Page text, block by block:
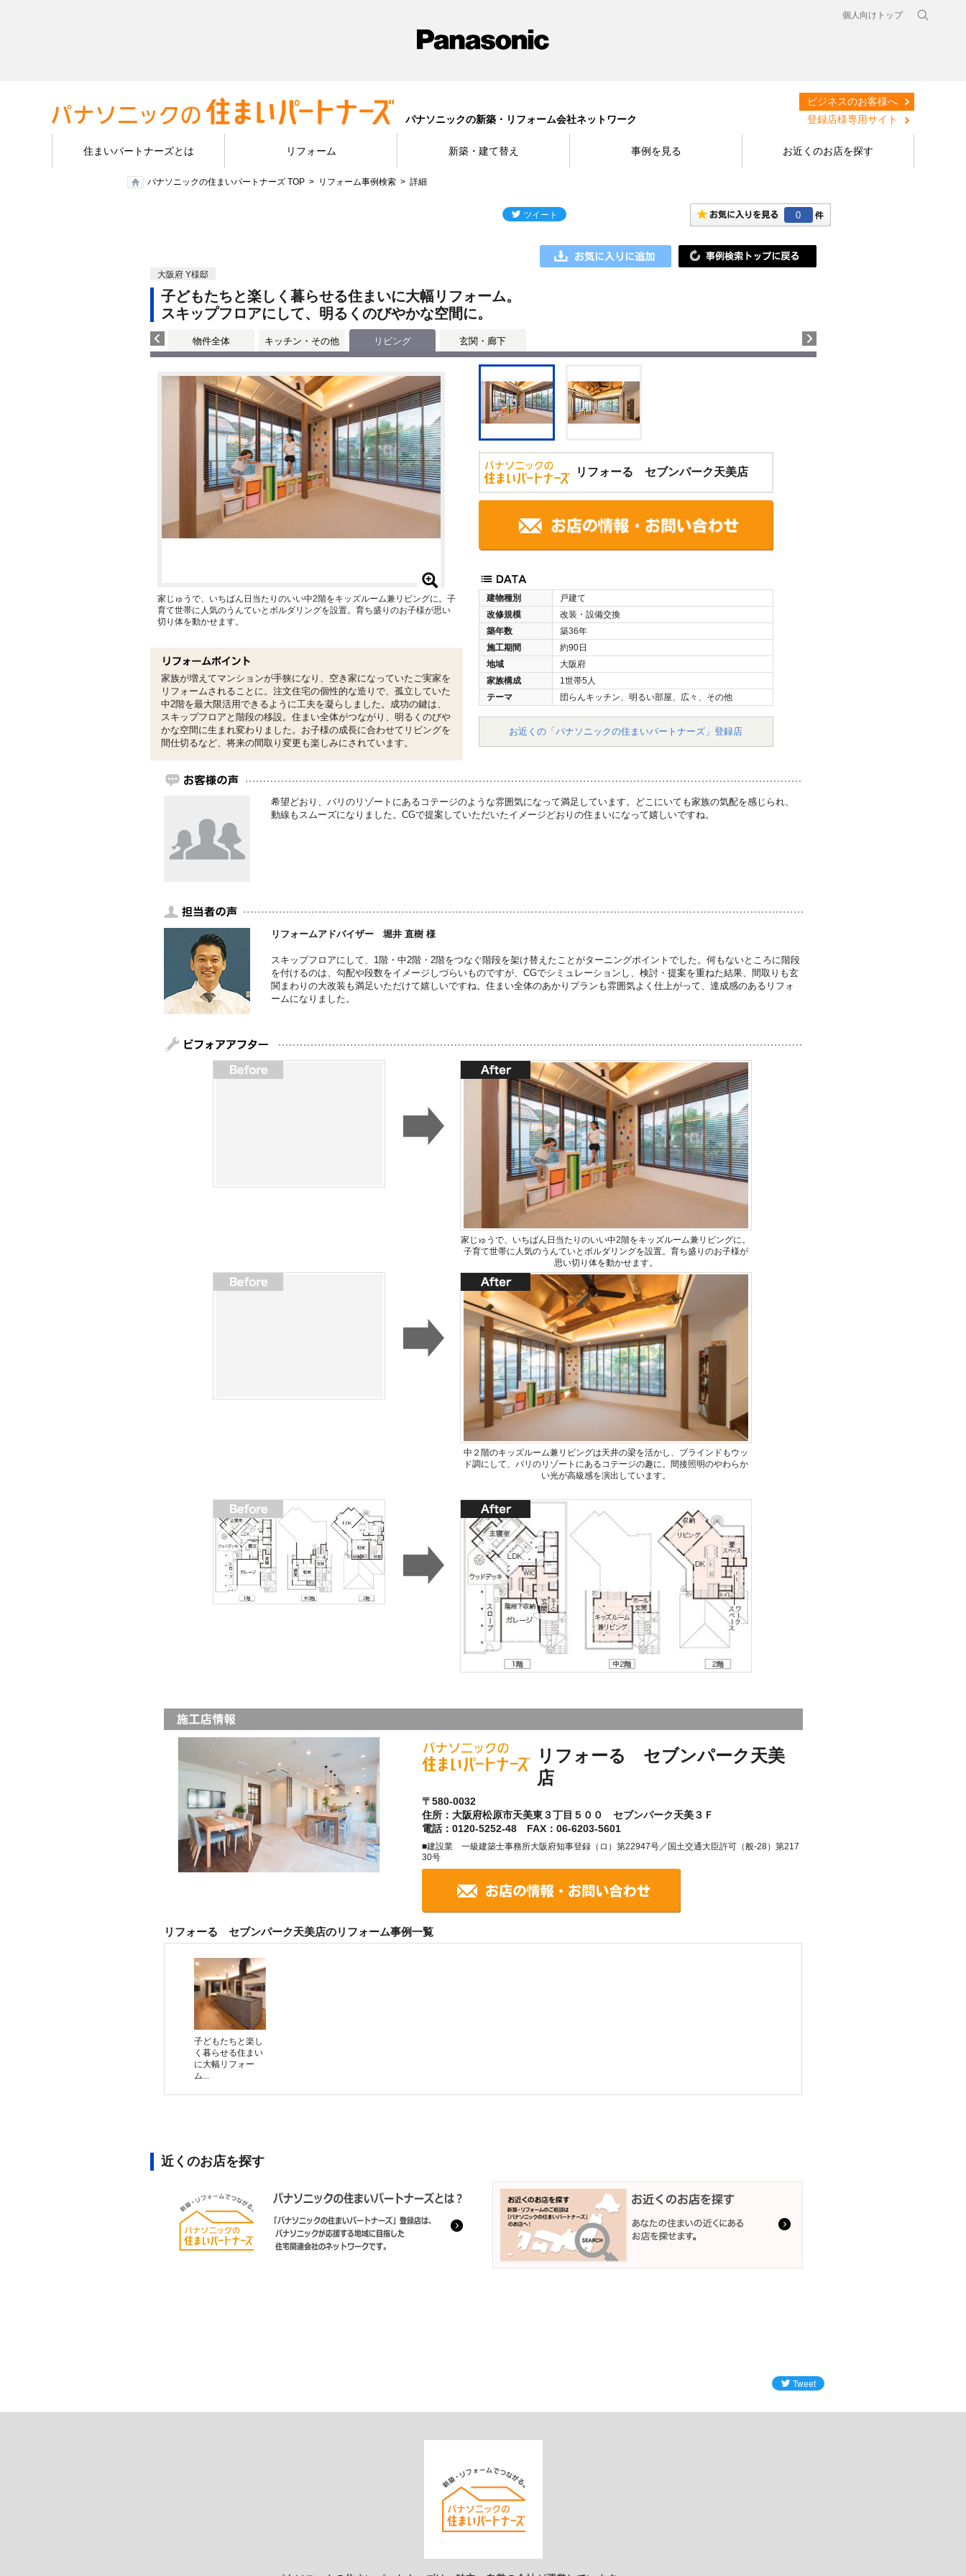
個人向けトップ
パナソニックの新築・リフォーム会社ネットワーク
ビジネスのお客様へ
登録店様専用サイト
住まいパートナーズとは リフォーム 新築・建て替え 事例を見る お近くのお店を探す
パナソニックの住まいパートナーズ TOP リフォーム事例検索 詳細
0
大阪府 Y様邸
子どもたちと楽しく暮らせる住まいに大幅リフォーム。
スキップフロアにして、明るくのびやかな空間に。
物件全体 キッチン・その他 リビング 玄関・廊下
リフォーる セブンパーク天美店
建物種別
戸建て
改修規模
改装・設備交換
築年数
築36年
施工期間
約90日
地域
大阪府
家族構成
1世帯5人
テーマ
団らんキッチン、明るい部屋、広々、その他
お近くの「パナソニックの住まいパートナーズ」登録店
家じゅうで、いちばん日当たりのいい中2階をキッズルーム兼リビングに。子
育て世帯に人気のうんていとボルダリングを設置。育ち盛りのお子様が思い
切り体を動かせます。
家族が増えてマンションが手狭になり、空き家になっていたご実家を
リフォームされることに。注文住宅の個性的な造りで、孤立していた
中2階を最大限活用できるように工夫を凝らしました。成功の鍵は、
スキップフロアと階段の移設。住まい全体がつながり、明るくのびや
かな空間に生まれ変わりました。お子様の成長に合わせてリビングを
間仕切るなど、将来の間取り変更も楽しみにされています。
希望どおり、バリのリゾートにあるコテージのような雰囲気になって満足しています。どこにいても家族の気配を感じられ、
動線もスムーズになりました。CGで提案していただいたイメージどおりの住まいになって嬉しいですね。
リフォームアドバイザー 堀井 直樹 様
スキップフロアにして、1階・中2階・2階をつなぐ階段を架け替えたことがターニングポイントでした。何もないところに階段
を付けるのは、勾配や段数をイメージしづらいものですが、CGでシミュレーションし、検討・提案を重ねた結果、間取りも玄
関まわりの大改装も満足いただけて嬉しいですね。住まい全体のあかりプランも雰囲気よく仕上がって、達成感のあるリフォ
ームになりました。
家じゅうで、いちばん日当たりのいい中2階をキッズルーム兼リビングに。
子育て世帯に人気のうんていとボルダリングを設置。育ち盛りのお子様が
思い切り体を動かせます。
中２階のキッズルーム兼リビングは天井の梁を活かし、ブラインドもウッ
ド調にして、バリのリゾートにあるコテージの趣に。間接照明のやわらか
い光が高級感を演出しています。
リフォーる セブンパーク天美
店
〒580-0032
住所：大阪府松原市天美東３丁目５００ セブンパーク天美３Ｆ
電話：0120-5252-48 FAX：06-6203-5601
■建設業 一級建築士事務所大阪府知事登録（ロ）第22947号／国土交通大臣許可（般-28）第217
30号
リフォーる セブンパーク天美店のリフォーム事例一覧
子どもたちと楽し
く暮らせる住まい
に大幅リフォー
ム...
近くのお店を探す